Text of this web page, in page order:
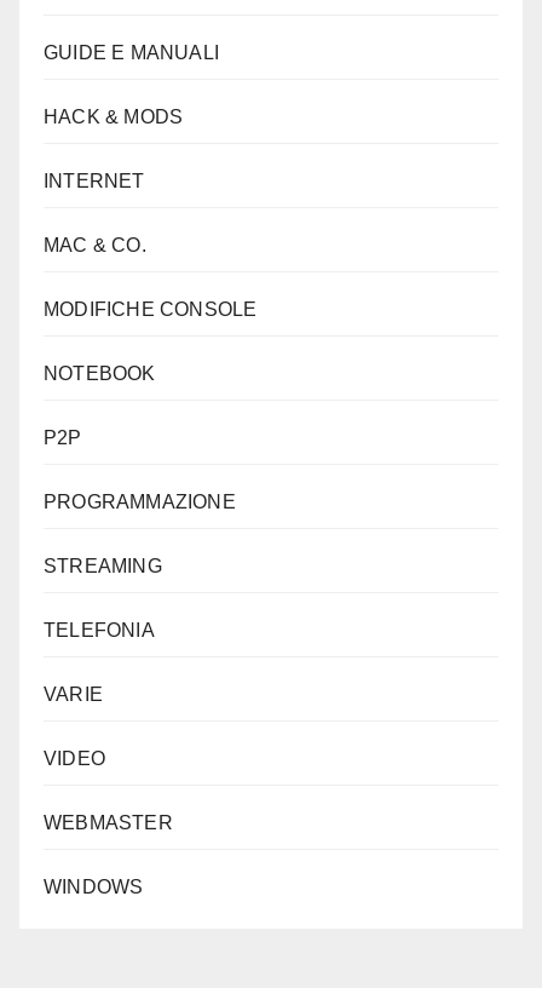
GUIDE E MANUALI
HACK & MODS
INTERNET
MAC & CO.
MODIFICHE CONSOLE
NOTEBOOK
P2P
PROGRAMMAZIONE
STREAMING
TELEFONIA
VARIE
VIDEO
WEBMASTER
WINDOWS